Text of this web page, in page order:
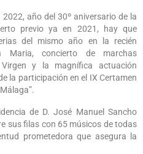
año del 30º aniversario de la
previo ya en 2021, hay que
del mismo año en la recién
Maria, concierto de marchas
y la magnífica actuación
la participación en el IX Certamen
de D. José Manuel Sancho
sus filas con 65 músicos de todas
prometedora que asegura la